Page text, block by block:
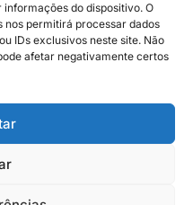
do dispositivo. O
nos permitirá processar dados
IDs exclusivos neste site. Não
afetar negativamente certos
Privacidade
–
Jornal
de
cookiescookiescookies
e
–
reservados. Webmaster